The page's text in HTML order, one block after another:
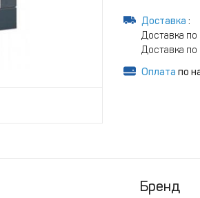
Доставка :
Доставка
Доставка по
Оплата по
Бренд